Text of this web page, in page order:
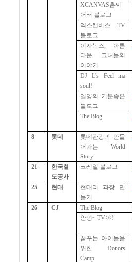
XCANVAS홈씨
어터 블로그
엑스캔버스 TV
블로그
이자녹스
아름
다운 그녀들의
이야기
DJ L's Feel ma
soul!
엘양의 기분좋은
블로그
The Blog
8 롯데
롯데관광과 만들
어가는 World
Story
21
한국철
도공사
코레일 블로그
25 현대
현대리 과장 만
들기
26 CJ The Blog
안녕~ TV야!
꿈꾸는 아이들을
위한 Donors
Camp